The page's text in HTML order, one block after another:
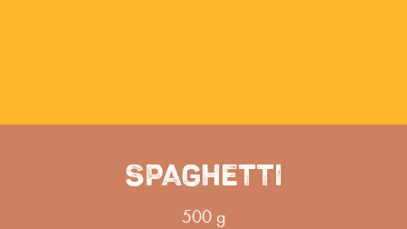
SPAGHETTI
500 g